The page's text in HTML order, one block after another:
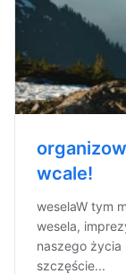
wcale!
weselaW tym
wesela,
naszego
szczęście...